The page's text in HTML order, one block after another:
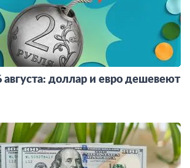
августа: доллар и евро дешевеют